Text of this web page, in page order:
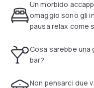
Un morbido
omaggio sono gli
pausa relax come
Cosa sarebbe una
bar?
Non pensarci due